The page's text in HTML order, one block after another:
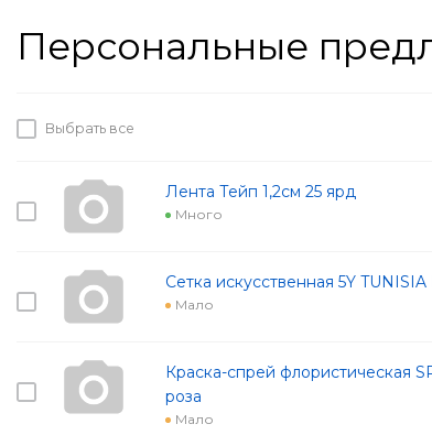
Персональные
Выбрать все
Лента Тейп 1,2см 25 ярд
Много
Сетка искусственная 5Y
Мало
Краска-спрей флористическая
роза
Мало